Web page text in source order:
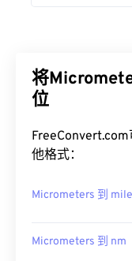
将
位
他格式：
Micrometers 到
Micrometers 到 nm